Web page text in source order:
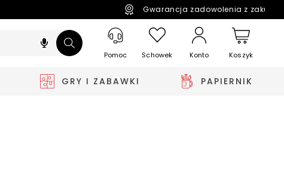
Gwarancja zadowolenia z
Pomoc Schowek Konto Koszyk
GRY I ZABAWKI PAPIERNIK